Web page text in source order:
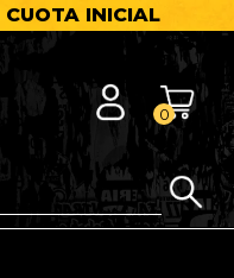
INICIAL
0